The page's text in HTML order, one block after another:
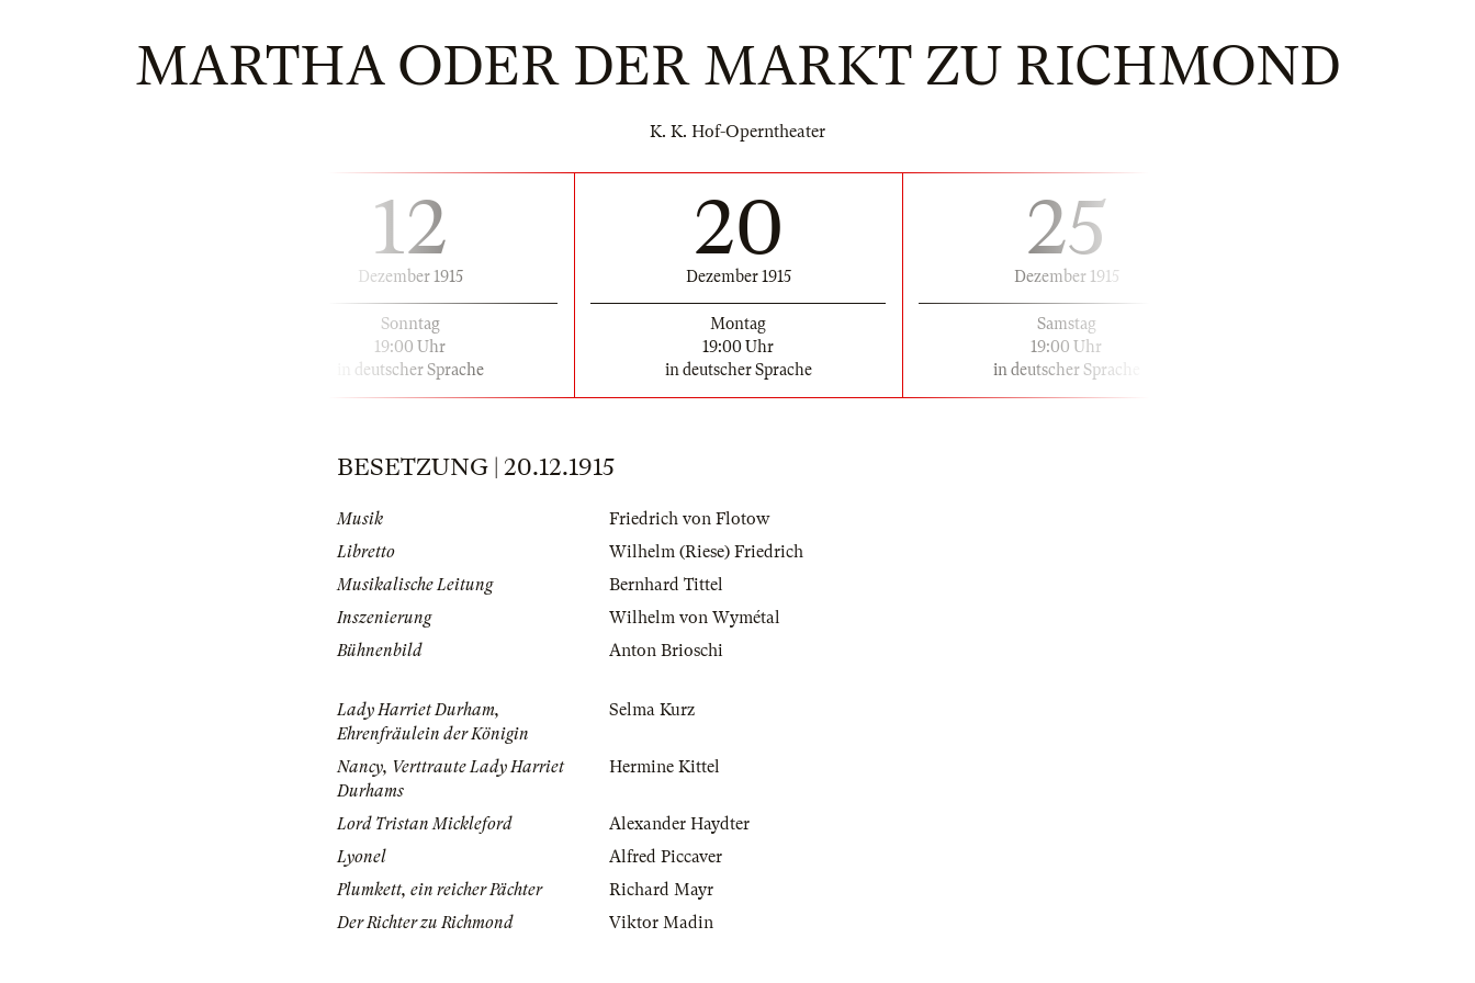
MARTHA ODER DER MARKT ZU RICHMOND
K. K. Hof-Operntheater
12
Dezember 1915
Sonntag
19:00 Uhr
in deutscher Sprache
20
Dezember 1915
Montag
19:00 Uhr
in deutscher Sprache
25
Dezember 1915
Samstag
19:00 Uhr
in deutscher Sprache
BESETZUNG | 20.12.1915
Musik
Friedrich von Flotow
Libretto
Wilhelm (Riese) Friedrich
Musikalische Leitung
Bernhard Tittel
Inszenierung
Wilhelm von Wymétal
Bühnenbild
Anton Brioschi
Lady Harriet Durham,
Ehrenfräulein der Königin
Selma Kurz
Nancy, Verttraute Lady Harriet
Durhams
Hermine Kittel
Lord Tristan Mickleford
Alexander Haydter
Lyonel
Alfred Piccaver
Plumkett, ein reicher Pächter
Richard Mayr
Der Richter zu Richmond
Viktor Madin